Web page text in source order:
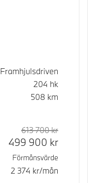
Framhjulsdriven
204 hk
508 km
Rek. ord pris
613 700krKontantpris
499 900 kr
Förmånsvärde
2 374 kr/mån